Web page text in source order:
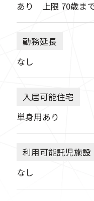
あり 上限 70歳ま
勤務延長
なし
入居可能住宅
単身用あり
利用可能託児施設
なし